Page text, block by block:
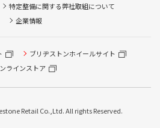
特定整備に関する弊社取組について
企業情報
ブリヂストンホイールサイト
ラインストア
Retail Co.,Ltd. All rights Reserved.